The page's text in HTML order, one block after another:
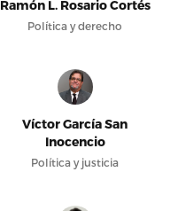
Ramón L. Rosario Cortés
Política y derecho
Víctor García San
Inocencio
Política y justicia